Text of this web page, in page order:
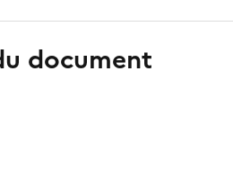
document